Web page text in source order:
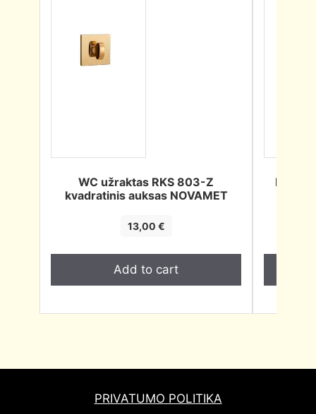
WC užraktas RKS 803-Z
kvadratinis auksas NOVAMET
13,00 €
Add to cart
Durų
PRIVATUMO POLITIKA